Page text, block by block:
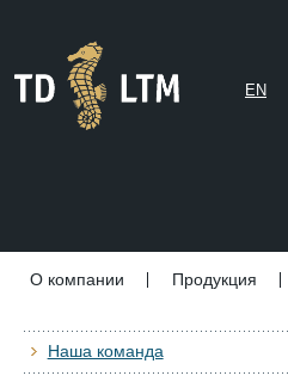
EN
О компании Продукция
Наша команда